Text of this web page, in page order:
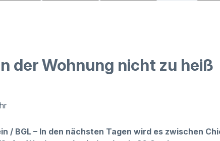
der Wohnung nicht zu heiß
/ BGL – In den nächsten Tagen wird es zwischen